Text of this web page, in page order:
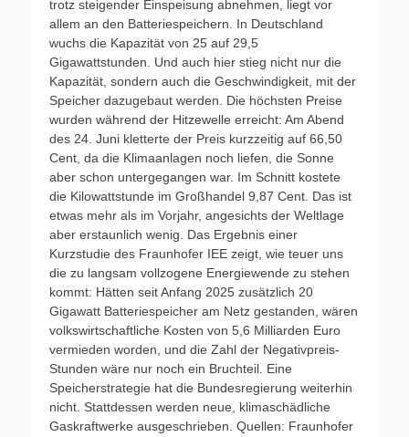
trotz steigender Einspeisung abnehmen, liegt vor
allem an den Batteriespeichern. In Deutschland
wuchs die Kapazität von 25 auf 29,5
Gigawattstunden. Und auch hier stieg nicht nur die
Kapazität, sondern auch die Geschwindigkeit, mit der
Speicher dazugebaut werden. Die höchsten Preise
wurden während der Hitzewelle erreicht: Am Abend
des 24. Juni kletterte der Preis kurzzeitig auf 66,50
Cent, da die Klimaanlagen noch liefen, die Sonne
aber schon untergegangen war. Im Schnitt kostete
die Kilowattstunde im Großhandel 9,87 Cent. Das ist
etwas mehr als im Vorjahr, angesichts der Weltlage
aber erstaunlich wenig. Das Ergebnis einer
Kurzstudie des Fraunhofer IEE zeigt, wie teuer uns
die zu langsam vollzogene Energiewende zu stehen
kommt: Hätten seit Anfang 2025 zusätzlich 20
Gigawatt Batteriespeicher am Netz gestanden, wären
volkswirtschaftliche Kosten von 5,6 Milliarden Euro
vermieden worden, und die Zahl der Negativpreis-
Stunden wäre nur noch ein Bruchteil. Eine
Speicherstrategie hat die Bundesregierung weiterhin
nicht. Stattdessen werden neue, klimaschädliche
Gaskraftwerke ausgeschrieben. Quellen: Fraunhofer